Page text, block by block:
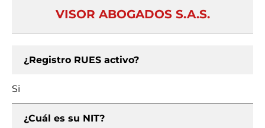
VISOR ABOGADOS S.A.S.
¿Registro RUES activo?
Si
¿Cuál es su NIT?